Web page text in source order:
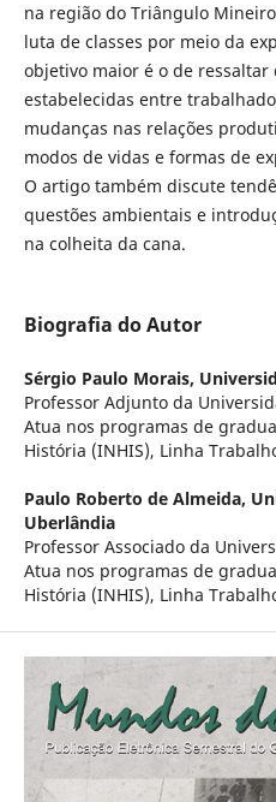
na região do Triângulo
luta de classes por meio da
objetivo maior é o de
estabelecidas entre
mudanças nas relações
modos de vidas e formas de
O artigo também discute
questões ambientais e
na colheita da cana.
Biografia do Autor
Sérgio Paulo Morais,
Professor Adjunto da
Atua nos programas de
História (INHIS), Linha
Paulo Roberto de Almeida,
Uberlândia
Professor Associado da
Atua nos programas de
História (INHIS), Linha